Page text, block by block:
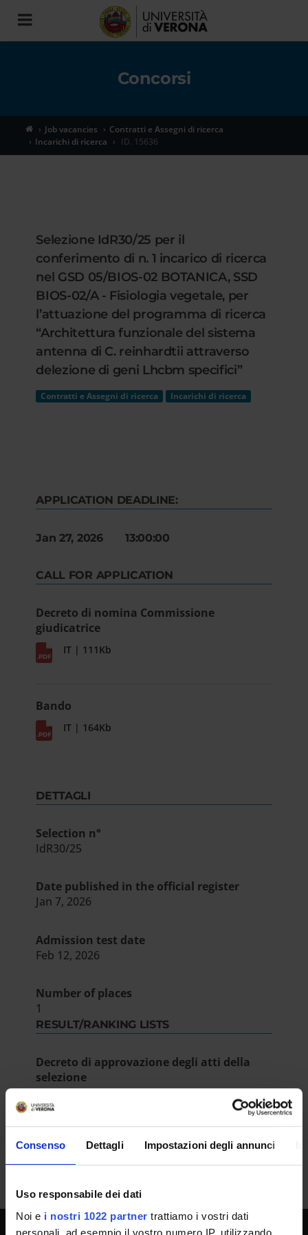
Consenso Dettagli Impostazioni degli annunci
Uso responsabile dei dati
Noi e i nostri 1022 partner trattiamo i vostri dati
personali, ad esempio il vostro numero IP, utilizzando
Toggle
navigation
Concorsi
Job vacancies
Contratti e Assegni di ricerca
Incarichi di ricerca
ID. 15636
Selezione IdR30/25 per il
conferimento di n. 1 incarico di ricerca
nel GSD 05/BIOS-02 BOTANICA, SSD
BIOS-02/A - Fisiologia vegetale, per
l’attuazione del programma di ricerca
“Architettura funzionale del sistema
antenna di C. reinhardtii attraverso
delezione di geni Lhcbm specifici”
Contratti e Assegni di ricerca Incarichi di ricerca
APPLICATION DEADLINE:
Jan 27, 2026 13:00:00
CALL FOR APPLICATION
Decreto di nomina Commissione
giudicatrice
IT | 111Kb
Bando
IT | 164Kb
DETTAGLI
Selection n°
IdR30/25
Date published in the official register
Jan 7, 2026
Admission test date
Feb 12, 2026
Number of places
1
RESULT/RANKING LISTS
Decreto di approvazione degli atti della
selezione